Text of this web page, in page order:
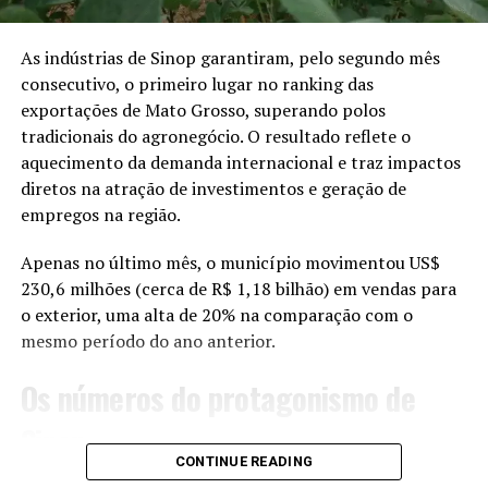
ganhou peso, realizou
exames e tratamentos.
Ele ganhou mais de 15kg
até estar apto para a
soltura”, afirmou Marcos.
Secretaria de Estado de Meio Ambiente de Mato Grosso
(Sema-MT), em Cuiabá, onde recebeu os primeiros
cuidados e passou por exames. Depois, foi levado ao
Centro de Reabilitação de Animais Silvestres (CRAS), em
A volta à natureza só foi autorizada depois que Guaraná
passou por uma série de exames e foi considerado apto
As indústrias de Sinop garantiram, pelo segundo mês
consecutivo, o primeiro lugar no ranking das
exportações de Mato Grosso, superando polos
tradicionais do agronegócio. O resultado reflete o
aquecimento da demanda internacional e traz impactos
diretos na atração de investimentos e geração de
empregos na região.
Apenas no último mês, o município movimentou US$
230,6 milhões (cerca de R$ 1,18 bilhão) em vendas para
o exterior, uma alta de 20% na comparação com o
mesmo período do ano anterior.
Os números do protagonismo de
CONTINUE READING